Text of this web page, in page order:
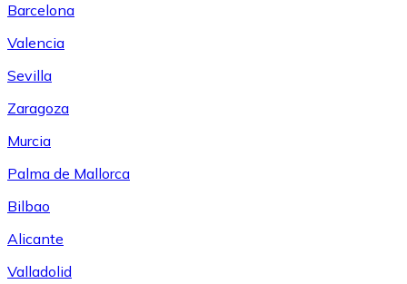
Barcelona
Valencia
Sevilla
Zaragoza
Murcia
Palma de Mallorca
Bilbao
Alicante
Valladolid